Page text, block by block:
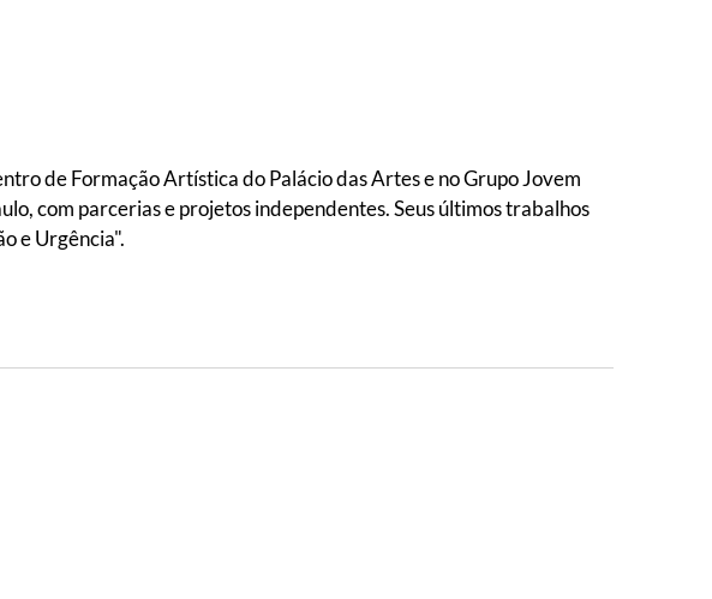
de Formação Artística do Palácio das Artes e no Grupo Jovem
com parcerias e projetos independentes. Seus últimos trabalhos
e Urgência".